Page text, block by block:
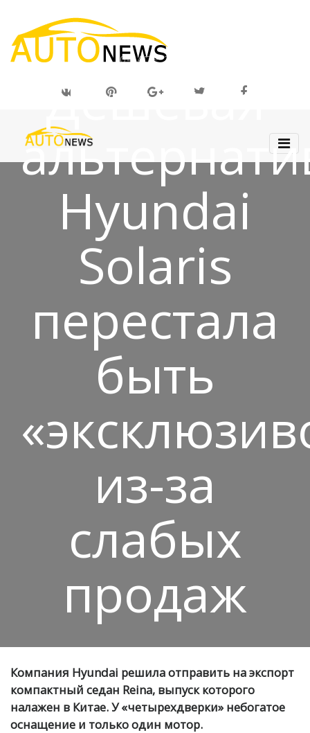
04 АПР 2019
Дешёвая
Hyundai
Solaris
перестала
быть
из-за
слабых
продаж
Компания Hyundai решила отправить на экспорт
компактный седан Reina, выпуск которого
налажен в Китае. У «четырехдверки» небогатое
оснащение и только один мотор.